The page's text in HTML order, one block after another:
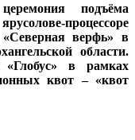
подъёма
процессоре
верфь» в
области.
в рамках
квот – «квот